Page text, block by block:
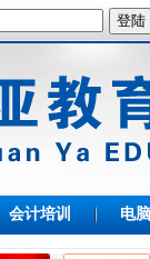
会计培训 电